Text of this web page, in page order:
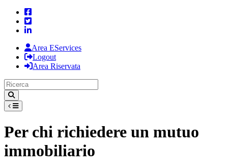
Area EServices
Logout
Area Riservata
Per chi richiedere un mutuo
immobiliario